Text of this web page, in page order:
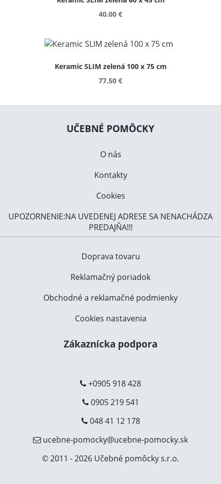
40.00 €
Keramic SLIM zelená 100 x 75 cm
77.50 €
UČEBNÉ POMÔCKY
O nás
Kontakty
Cookies
UPOZORNENIE:NA UVEDENEJ ADRESE SA NENACHÁDZA
PREDAJŇA!!!
Doprava tovaru
Reklamačný poriadok
Obchodné a reklamačné podmienky
Cookies nastavenia
Zákaznícka podpora
+0905 918 428
0905 219 541
048 41 12 178
ucebne-pomocky@ucebne-pomocky.sk
© 2011 - 2026 Učebné pomôcky s.r.o.